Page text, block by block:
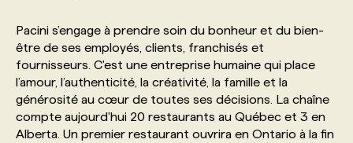
TENDANCES
ÉVÉNEMENTIEL
NOS AUTEUR‧RICES
ANNONCEZ AVEC NOUS
NOS FORMATEUR‧RICES
POURQUOI CHOISIR NOS FORMATIONS
NOS TARIFS
NOS EXPERTISES
FAQ
ANNONCEZ AVEC NOUS
Pacini s’engage à prendre soin du bonheur et du bien-
être de ses employés, clients, franchisés et
fournisseurs. C'est une entreprise humaine qui place
l’amour, l’authenticité, la créativité, la famille et la
générosité au cœur de toutes ses décisions. La chaîne
compte aujourd'hui 20 restaurants au Québec et 3 en
Alberta. Un premier restaurant ouvrira en Ontario à la fin